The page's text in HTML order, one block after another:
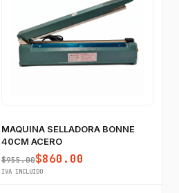
MAQUINA SELLADORA BONNE
40CM ACERO
$955.00$860.00
IVA INCLUIDO